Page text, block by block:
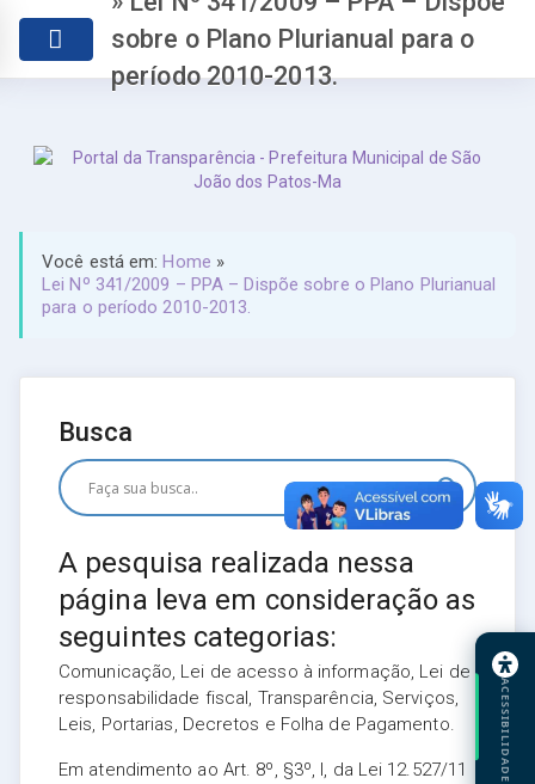
sobre o Plano Plurianual para o
período 2010-2013.
Você está em:Home »
Lei Nº 341/2009 – PPA – Dispõe sobre o Plano Plurianual
para o período 2010-2013.
Busca
A pesquisa realizada nessa
página leva em consideração as
seguintes categorias:
Comunicação, Lei de acesso à informação, Lei de
responsabilidade fiscal, Transparência, Serviços,
Leis, Portarias, Decretos e Folha de Pagamento.
Em atendimento ao Art. 8º, §3º, I, da Lei 12.527/11 ACESSIBILIDADE